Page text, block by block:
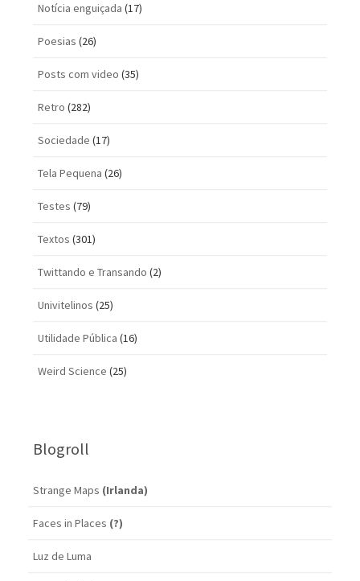
Notícia enguiçada (17)
Poesias (26)
Posts com vi­deo (35)
Retro (282)
Sociedade (17)
Tela Pequena (26)
Testes (79)
Textos (301)
Twittando e Transando (2)
Univitelinos (25)
Utilidade Pública (16)
Weird Science (25)
Blogroll
Strange Maps (Irlanda)
Faces in Places (?)
Luz de Luma